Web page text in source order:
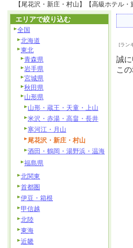
【尾花沢・新庄・村山】【高級ホテル
[ラン
誠に
こ
エリアで絞り込む
全国
北海道
東北
青森県
岩手県
宮城県
秋田県
山形県
山形・蔵王・天童・上山
米沢・赤湯・高畠・長井
寒河江・月山
尾花沢・新庄・村山
酒田・鶴岡・湯野浜・温海
福島県
北関東
首都圏
伊豆・箱根
甲信越
北陸
東海
近畿